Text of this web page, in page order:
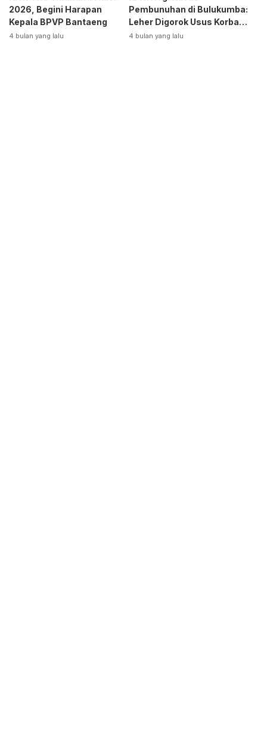
2026, Begini Harapan
Kepala BPVP Bantaeng
4 bulan yang lalu
Pembunuhan di Bulukumba:
Leher Digorok Usus Korban
Dikeluarkan
4 bulan yang lalu